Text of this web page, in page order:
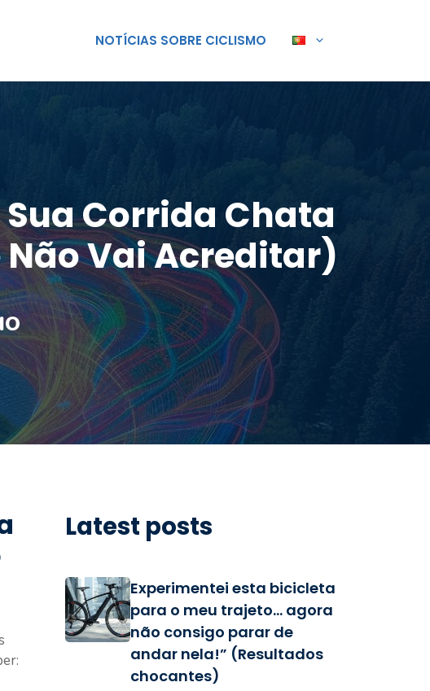
NOTÍCIAS SOBRE CICLISMO
Corrida Chata
Vai Acreditar)
Latest posts
Experimentei esta bicicleta
para o meu trajeto… agora
não consigo parar de
andar nela!” (Resultados
chocantes)